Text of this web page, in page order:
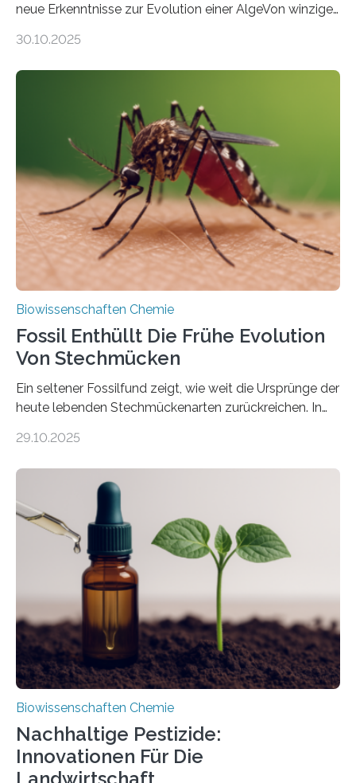
neue Erkenntnisse zur Evolution einer AlgeVon winzigen
Landpflanzen zählen zu den komplexesten
Grünalgen, die vor Hunderten von Millionen Jahren
lebten. Unter den Vorfahren sticht eine Gruppe heraus,
die noch heute in der Natur vorkommt: die
Süßwasseralge Coleochaetophyceae. Einige Arten
dieser Gruppe bilden aus Zellfäden dichte Geflechte
mit scheibenförmiger Gestalt. Was auffällig ist: Die
nächsten…
30.10.2025
Biowissenschaften Chemie
Fossil Enthüllt Die Frühe Evolution
Von Stechmücken
Ein seltener Fossilfund zeigt, wie weit die Ursprünge der
heute lebenden Stechmückenarten zurückreichen. In
Forschende die bisher älteste bekannte Stechmücken-
Region Kachin in Myanmar und hat sich in
ausgezeichnetem Zustand erhalten. Es konnte als neue
Art einer neuen Gattung beschrieben werden und trägt
nun den Namen Cretosabethes primaevus. Dieser erste
fossile Nachweis einer Stechmückenlarve in Bernstein
stellt gleichzeitig den ersten Fossilfund einer
Mückenlarve aus dem Mesozoikum dar, denn…
29.10.2025
Biowissenschaften Chemie
Nachhaltige Pestizide:
Innovationen Für Die
Landwirtschaft